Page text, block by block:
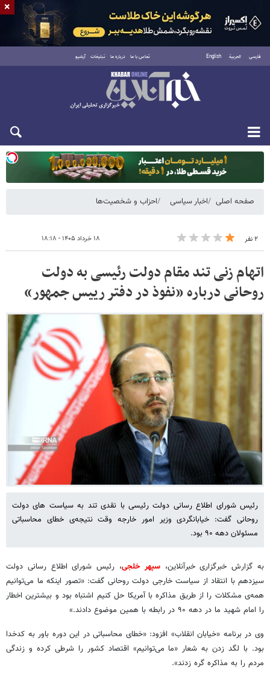
فارسی العربية English تماس با ما درباره ما تبلیغات آرشیو
یکشنبه ۱۸ مرداد ۱۴۰۵
صفحه اصلی اخبار سیاسی احزاب و شخصیت‌ها
۲ نفر ۱۸ خرداد ۱۴۰۵ - ۱۸:۱۸
اتهام زنی تند مقام دولت رئیسی به دولت
روحانی درباره «نفوذ در دفتر رییس جمهور»
رئیس شورای اطلاع رسانی دولت رئیسی با نقدی تند به سیاست های دولت
روحانی گفت: خیابانگردی وزیر امور خارجه وقت نتیجه‌ی خطای محاسباتی
مسئولان دهه ۹۰ بود.
به گزارش خبرگزاری خبرآنلاین،سپهر خلجی، رئیس شورای اطلاع رسانی دولت
سیزدهم با انتقاد از سیاست خارجی دولت روحانی گفت: «تصور اینکه ما می‌توانیم
همه‌ی مشکلات را از طریق مذاکره با آمریکا حل کنیم اشتباه بود و بیشترین اخطار
را امام شهید ما در دهه ۹۰ در رابطه با همین موضوع دادند.»
وی در برنامه «خیابان انقلاب» افزود: «خطای محاسباتی در این دوره باور به کدخدا
بود. با لگد زدن به شعار «ما می‌توانیم» اقتصاد کشور را شرطی کرده و زندگی
مردم را به مذاکره گره زدند».
×